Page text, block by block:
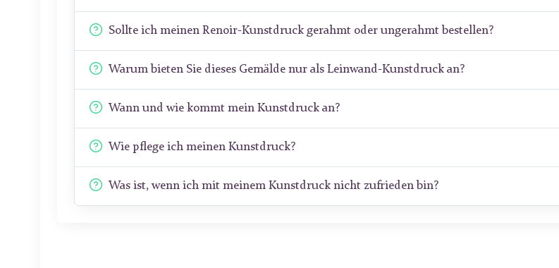
Sollte ich meinen Renoir-Kunstdruck gerahmt oder ungerahmt bestellen?
Warum bieten Sie dieses Gemälde nur als Leinwand-Kunstdruck an?
Wann und wie kommt mein Kunstdruck an?
Wie pflege ich meinen Kunstdruck?
Was ist, wenn ich mit meinem Kunstdruck nicht zufrieden bin?